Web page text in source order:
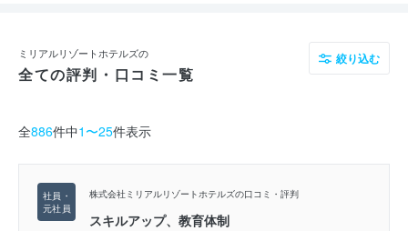
ミリアルリゾートホテルズの
全ての評判・口コミ一覧
絞り込む
全886件中1〜25件表示
株式会社ミリアルリゾートホテルズの口コミ・評判
スキルアップ、教育体制